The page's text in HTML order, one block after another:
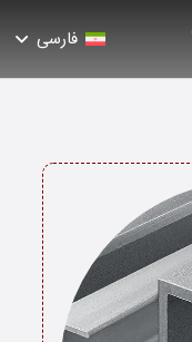
فارسی